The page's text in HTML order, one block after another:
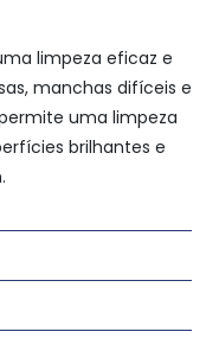
limpeza eficaz e
manchas difíceis e
uma limpeza
brilhantes e